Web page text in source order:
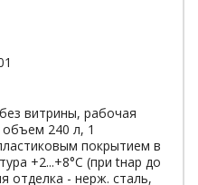
витрины, рабочая
240 л, 1
покрытием в
+2...+8°С (при tнар до
отделка - нерж. сталь,